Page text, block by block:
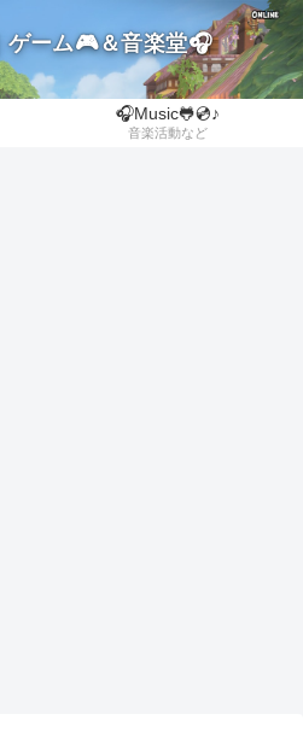
ゲーム🎮＆音楽堂🎧
🎧Music🐸💿♪
音楽活動など